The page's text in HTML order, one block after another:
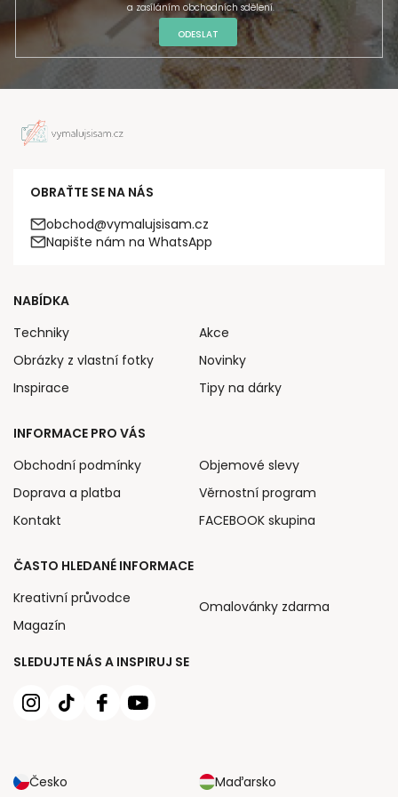
a zasíláním obchodních sdělení.
ODESLAT
OBRAŤTE SE NA NÁS
obchod@vymalujsisam.cz
Napište nám na WhatsApp
SLEDUJTE NÁS A INSPIRUJ SE
Česko Maďarsko
NABÍDKA
Techniky
Obrázky z vlastní fotky
Inspirace
Akce
Novinky
Tipy na dárky
INFORMACE PRO VÁS
Obchodní podmínky
Doprava a platba
Kontakt
Objemové slevy
Věrnostní program
FACEBOOK skupina
ČASTO HLEDANÉ INFORMACE
Kreativní průvodce
Magazín
Omalovánky zdarma